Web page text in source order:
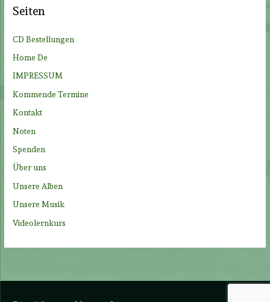
n
h
:
Seiten
CD Bestellungen
Home De
IMPRESSUM
Kommende Termine
Kontakt
Noten
Spenden
Über uns
Unsere Alben
Unsere Musik
Videolernkurs